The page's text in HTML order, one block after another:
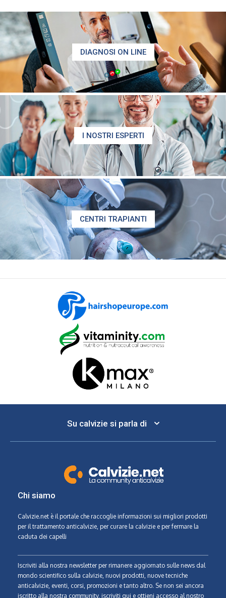
DIAGNOSI ON LINE
I NOSTRI ESPERTI
CENTRI TRAPIANTI
Su calvizie si parla di
Chi siamo
Calvizie.net è il portale che raccoglie informazioni sui migliori prodotti
per il trattamento anticalvizie, per curare la calvizie e per fermare la
caduta dei capelli
Iscriviti alla nostra newsletter per rimanere aggiornato sulle news dal
mondo scientifico sulla calvizie, nuovi prodotti, nuove tecniche
anticalvizie, eventi, corsi, promozioni e tanto altro. Se non sei ancora
iscritto alla nostra community, iscriviti qui e ottieni accesso al nostro